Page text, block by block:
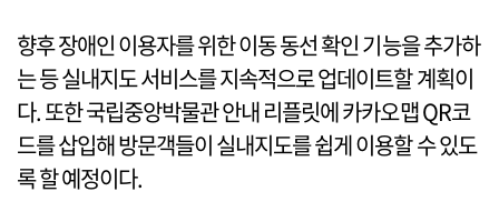
향후 장애인 이용자를 위한 이동 동선 확인 기능을 추가하
는 등 실내지도 서비스를 지속적으로 업데이트할 계획이
다. 또한 국립중앙박물관 안내 리플릿에 카카오맵 QR코
드를 삽입해 방문객들이 실내지도를 쉽게 이용할 수 있도
록 할 예정이다.